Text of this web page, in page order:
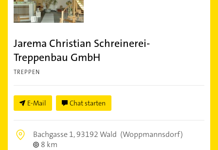
Jarema Christian Schreinerei-
Treppenbau GmbH
TREPPEN
E-Mail Chat starten
Bachgasse 1,93192 Wald (Woppmannsdorf)
8 km